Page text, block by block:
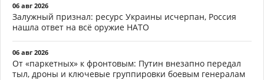
06 авг 2026
Залужный признал: ресурс Украины исчерпан, Россия
нашла ответ на всё оружие НАТО
06 авг 2026
От «паркетных» к фронтовым: Путин внезапно передал
тыл, дроны и ключевые группировки боевым генералам